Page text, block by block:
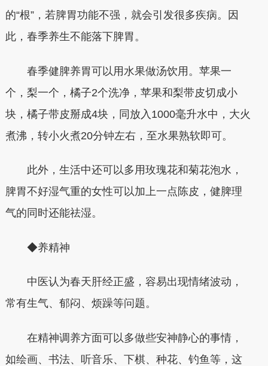
的“根”，若脾胃功能不强，就会引发很多疾病。因
此，春季养生不能落下脾胃。
春季健脾养胃可以用水果做汤饮用。苹果一
个，梨一个，橘子2个洗净，苹果和梨带皮切成小
块，橘子带皮掰成4块，同放入1000毫升水中，大火
煮沸，转小火煮20分钟左右，至水果熟软即可。
此外，生活中还可以多用玫瑰花和菊花泡水，
脾胃不好湿气重的女性可以加上一点陈皮，健脾理
气的同时还能祛湿。
◆养精神
中医认为春天肝经正盛，容易出现情绪波动，
常有生气、郁闷、烦躁等问题。
在精神调养方面可以多做些安神静心的事情，
如绘画、书法、听音乐、下棋、种花、钓鱼等，这